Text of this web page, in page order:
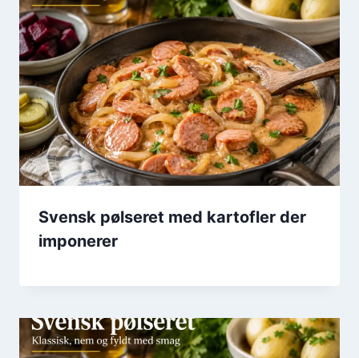
Svensk pølseret med kartofler der
imponerer